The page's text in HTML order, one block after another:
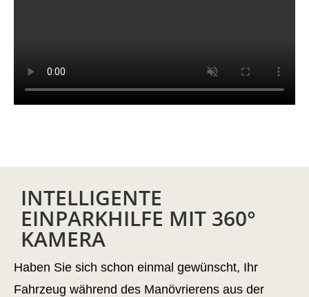
INTELLIGENTE
EINPARKHILFE MIT 360°
KAMERA
Haben Sie sich schon einmal gewünscht, Ihr
Fahrzeug während des Manövrierens aus der